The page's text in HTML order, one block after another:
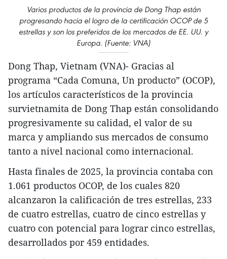
Varios productos de la provincia de Dong Thap están
progresando hacia el logro de la certificación OCOP de 5
estrellas y son los preferidos de los mercados de EE. UU. y
Europa. (Fuente: VNA)
Dong Thap, Vietnam (VNA)- Gracias al
programa “Cada Comuna, Un producto” (OCOP),
los artículos característicos de la provincia
survietnamita de Dong Thap están consolidando
progresivamente su calidad, el valor de su
marca y ampliando sus mercados de consumo
tanto a nivel nacional como internacional.
Hasta finales de 2025, la provincia contaba con
1.061 productos OCOP, de los cuales 820
alcanzaron la calificación de tres estrellas, 233
de cuatro estrellas, cuatro de cinco estrellas y
cuatro con potencial para lograr cinco estrellas,
desarrollados por 459 entidades.